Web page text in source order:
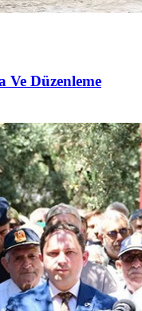
Ve Düzenleme